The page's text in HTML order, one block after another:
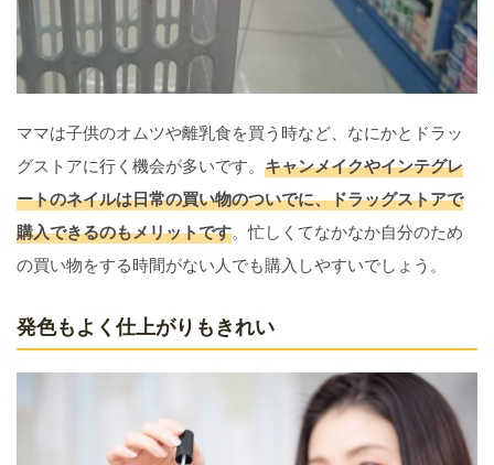
ママは子供のオムツや離乳食を買う時など、なにかとドラッ
グストアに行く機会が多いです。 キャンメイクやインテグレ
ートのネイルは日常の買い物のついでに、ドラッグストアで
購入できるのもメリットです。忙しくてなかなか自分のため
の買い物をする時間がない人でも購入しやすいでしょう。
発色もよく仕上がりもきれい